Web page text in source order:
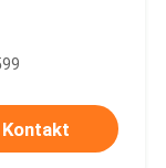
Kontakt